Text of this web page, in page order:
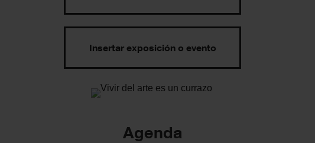
Insertar exposición o evento
Agenda